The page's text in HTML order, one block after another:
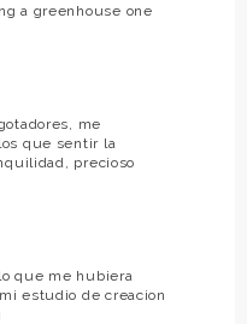
a greenhouse one
me
que sentir la
precioso
que me hubiera
estudio de creacion